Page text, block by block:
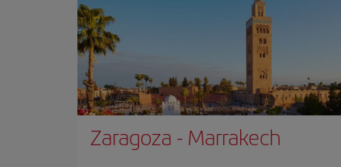
Zaragoza - Marrakech